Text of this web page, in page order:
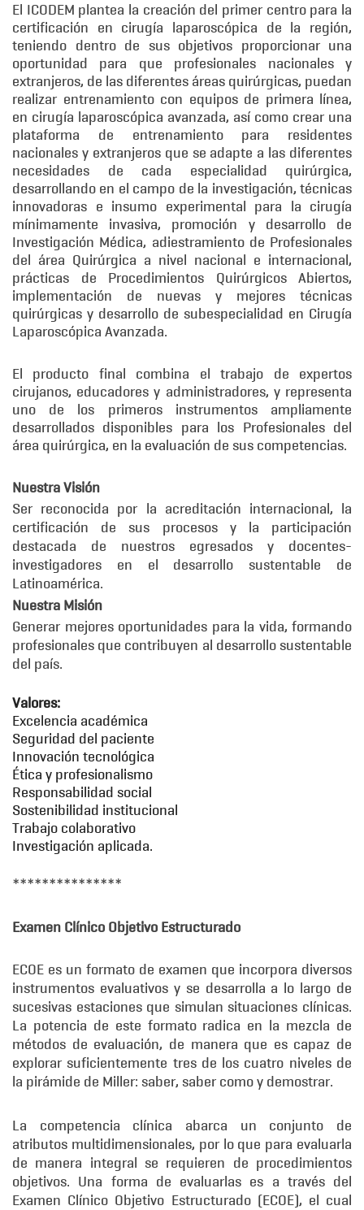
El ICODEM plantea la creación del primer centro para la
certificación en cirugía laparoscópica de la región,
teniendo dentro de sus objetivos proporcionar una
oportunidad para que profesionales nacionales y
extranjeros, de las diferentes áreas quirúrgicas, puedan
realizar entrenamiento con equipos de primera línea,
en cirugía laparoscópica avanzada, así como crear una
plataforma de entrenamiento para residentes
nacionales y extranjeros que se adapte a las diferentes
necesidades de cada especialidad quirúrgica,
desarrollando en el campo de la investigación, técnicas
innovadoras e insumo experimental para la cirugía
mínimamente invasiva, promoción y desarrollo de
Investigación Médica, adiestramiento de Profesionales
del área Quirúrgica a nivel nacional e internacional,
prácticas de Procedimientos Quirúrgicos Abiertos,
implementación de nuevas y mejores técnicas
quirúrgicas y desarrollo de subespecialidad en Cirugía
Laparoscópica Avanzada.
El producto final combina el trabajo de expertos
cirujanos, educadores y administradores, y representa
uno de los primeros instrumentos ampliamente
desarrollados disponibles para los Profesionales del
área quirúrgica, en la evaluación de sus competencias.
Nuestra Visión
Ser reconocida por la acreditación internacional, la
certificación de sus procesos y la participación
destacada de nuestros egresados y docentes-
investigadores en el desarrollo sustentable de
Latinoamérica.
Nuestra Misión
Generar mejores oportunidades para la vida, formando
profesionales que contribuyen al desarrollo sustentable
del país.
Valores:
Excelencia académica
Seguridad del paciente
Innovación tecnológica
Ética y profesionalismo
Responsabilidad social
Sostenibilidad institucional
Trabajo colaborativo
Investigación aplicada.
***************
Examen Clínico Objetivo Estructurado
ECOE es un formato de examen que incorpora diversos
instrumentos evaluativos y se desarrolla a lo largo de
sucesivas estaciones que simulan situaciones clínicas.
La potencia de este formato radica en la mezcla de
métodos de evaluación, de manera que es capaz de
explorar suficientemente tres de los cuatro niveles de
la pirámide de Miller: saber, saber como y demostrar.
La competencia clínica abarca un conjunto de
atributos multidimensionales, por lo que para evaluarla
de manera integral se requieren de procedimientos
objetivos. Una forma de evaluarlas es a través del
Examen Clínico Objetivo Estructurado (ECOE), el cual